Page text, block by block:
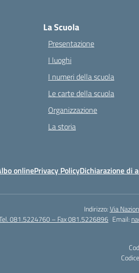
La Scuola
Presentazione
I luoghi
I numeri della scuola
Le carte della scuola
Organizzazione
La storia
onlinePrivacy PolicyDichiarazione di
Indirizzo:Via
081.5224760 – Fax 081.5226896 Email: